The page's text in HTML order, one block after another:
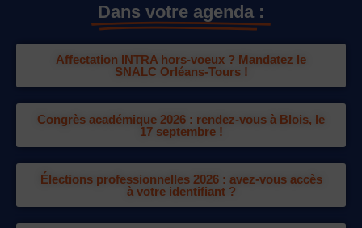
Dans votre agenda :
Affectation INTRA hors-voeux ? Mandatez le
SNALC Orléans-Tours !
Congrès académique 2026 : rendez-vous à Blois, le
17 septembre !
Élections professionnelles 2026 : avez-vous accès
à votre identifiant ?